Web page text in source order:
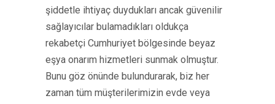
şiddetle ihtiyaç duydukları ancak güvenilir
sağlayıcılar bulamadıkları oldukça
rekabetçi Cumhuriyet bölgesinde beyaz
eşya onarım hizmetleri sunmak olmuştur.
Bunu göz önünde bulundurarak, biz her
zaman tüm müşterilerimizin evde veya